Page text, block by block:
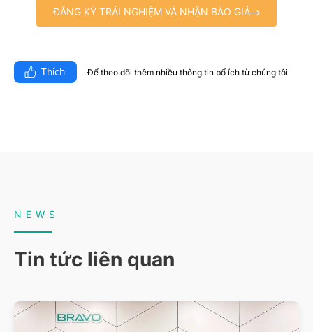
ĐĂNG KÝ TRẢI NGHIỆM VÀ NHẬN BÁO GIÁ
Thích Để theo dõi thêm nhiều thông tin bổ ích từ chúng tôi​
NEWS
Tin tức liên quan